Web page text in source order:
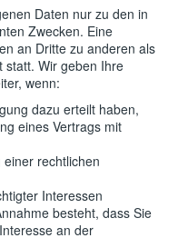
Daten nur zu den in
Zwecken. Eine
an Dritte zu anderen als
statt. Wir geben Ihre
wenn:
dazu erteilt haben,
eines Vertrags mit
rechtlichen
Interessen
besteht, dass Sie
an der